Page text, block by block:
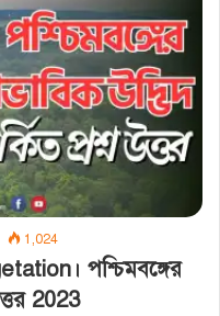
1,024
পশ্চিমবঙ্গের
2023